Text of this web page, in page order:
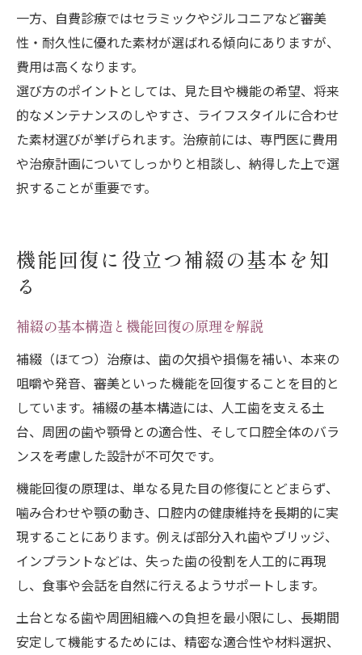
一方、自費診療ではセラミックやジルコニアなど審美
性・耐久性に優れた素材が選ばれる傾向にありますが、
費用は高くなります。
選び方のポイントとしては、見た目や機能の希望、将来
的なメンテナンスのしやすさ、ライフスタイルに合わせ
た素材選びが挙げられます。治療前には、専門医に費用
や治療計画についてしっかりと相談し、納得した上で選
択することが重要です。
機能回復に役立つ補綴の基本を知
る
補綴の基本構造と機能回復の原理を解説
補綴（ほてつ）治療は、歯の欠損や損傷を補い、本来の
咀嚼や発音、審美といった機能を回復することを目的と
しています。補綴の基本構造には、人工歯を支える土
台、周囲の歯や顎骨との適合性、そして口腔全体のバラ
ンスを考慮した設計が不可欠です。
機能回復の原理は、単なる見た目の修復にとどまらず、
噛み合わせや顎の動き、口腔内の健康維持を長期的に実
現することにあります。例えば部分入れ歯やブリッジ、
インプラントなどは、失った歯の役割を人工的に再現
し、食事や会話を自然に行えるようサポートします。
土台となる歯や周囲組織への負担を最小限にし、長期間
安定して機能するためには、精密な適合性や材料選択、